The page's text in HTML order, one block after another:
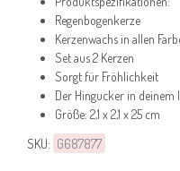
Regenbogenkerze
Kerzenwachs in allen
Set aus 2 Kerzen
Sorgt für Fröhlichkeit
Der Hingucker in deinem
Größe: 2,1 x 2,1 x 25 cm
SKU: G687877